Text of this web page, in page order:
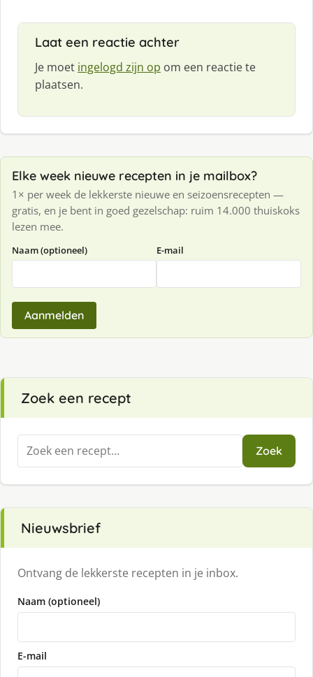
Laat een reactie achter
Je moet ingelogd zijn op om een reactie te
plaatsen.
Elke week nieuwe recepten in je mailbox?
1× per week de lekkerste nieuwe en seizoensrecepten —
gratis, en je bent in goed gezelschap: ruim 14.000 thuiskoks
lezen mee.
Naam (optioneel) E-mail
Aanmelden
Zoek een recept
Zoeken
naar:
Zoek
Nieuwsbrief
Ontvang de lekkerste recepten in je inbox.
Naam (optioneel)
E-mail